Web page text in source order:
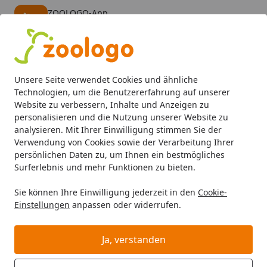
Unsere Seite verwendet Cookies und ähnliche
Technologien, um die Benutzererfahrung auf unserer
Website zu verbessern, Inhalte und Anzeigen zu
personalisieren und die Nutzung unserer Website zu
analysieren. Mit Ihrer Einwilligung stimmen Sie der
Verwendung von Cookies sowie der Verarbeitung Ihrer
persönlichen Daten zu, um Ihnen ein bestmögliches
Surferlebnis und mehr Funktionen zu bieten.
Sie können Ihre Einwilligung jederzeit in den Cookie-
Einstellungen anpassen oder widerrufen.
Ja, verstanden
ZOOLOGO-App
Alle Produkte
Mein Konto
Suchen
Startseite
Hund Hundefutter Diätfutter Dr. Clauder's Selected
Dr. Clauder's Selected Meat Pro Hair
& Skin 100g Schalen